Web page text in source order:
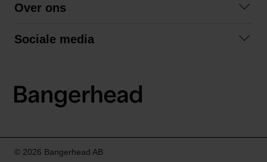
Algemene voorwaarden
Over ons
Sociale media
LinkedIn
© 2026 Bangerhead AB